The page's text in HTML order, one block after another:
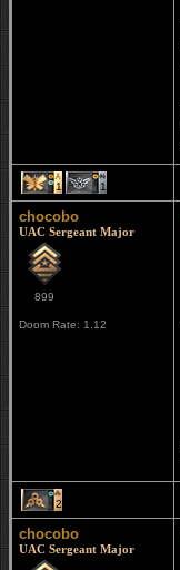
1 1
chocobo
UAC Sergeant Major
899
Doom Rate: 1.12
2
chocobo
UAC Sergeant Major